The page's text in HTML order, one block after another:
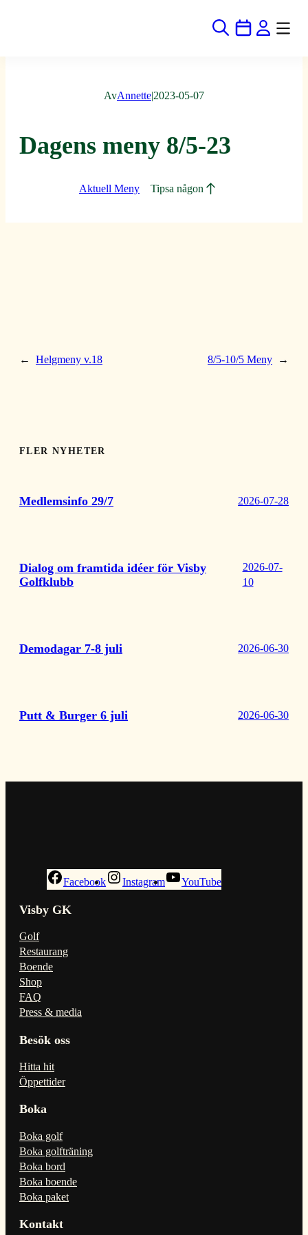
AvAnnette|2023-05-07
Dagens meny 8/5-23
Aktuell Meny Tipsa någon
← Helgmeny v.18 8/5-10/5 Meny →
FLER NYHETER
Medlemsinfo 29/7 2026-07-28
Dialog om framtida idéer för Visby
Golfklubb
2026-07-
10
Demodagar 7-8 juli 2026-06-30
Putt & Burger 6 juli 2026-06-30
Facebook Instagram YouTube
Visby GK
Golf
Restaurang
Boende
Shop
FAQ
Press & media
Besök oss
Hitta hit
Öppettider
Boka
Boka golf
Boka golfträning
Boka bord
Boka boende
Boka paket
Kontakt